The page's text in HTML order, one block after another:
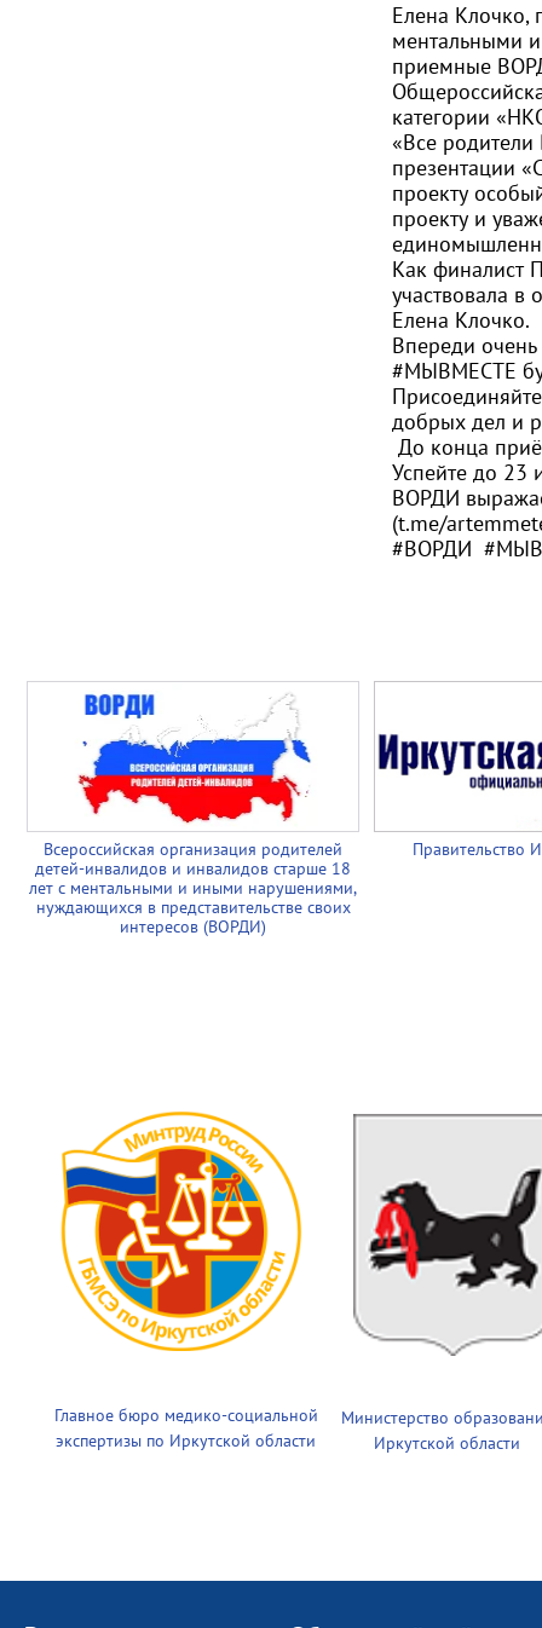
Елена Клочко,
ментальными
приемные
категории
«Все
презентации
проекту
проекту и
Как финалист
участвовала в
Елена Клочко.
Впереди
#МЫВМЕСТЕ
добрых дел и
До конца
Успейте до 23
ВОРДИ
(t.me/
#ВОРДИ
Всероссийская организация родителей
детей-инвалидов и инвалидов старше 18
лет с ментальными и иными нарушениями,
нуждающихся в представительстве своих
интересов (ВОРДИ)
Правительство
Главное бюро медико-социальной
экспертизы по Иркутской области
Министерство
Иркутской области